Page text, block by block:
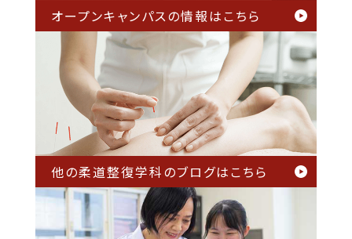
オープンキャンパスの情報はこちら
他の柔道整復学科のブログはこちら